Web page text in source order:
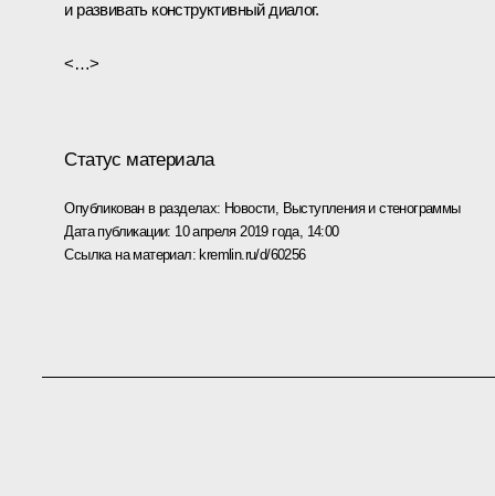
и развивать конструктивный диалог.
<…>
Статус материала
Опубликован в разделах: Новости, Выступления и стенограммы
Дата публикации: 10 апреля 2019 года, 14:00
Ссылка на материал: kremlin.ru/d/60256